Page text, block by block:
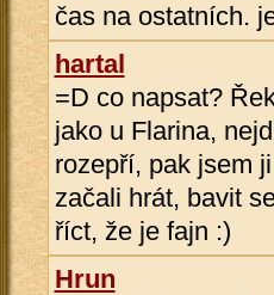
čas na ostatních.
hartal
=D co napsat?
jako u Flarina,
rozepří, pak jsem
začali hrát, bavit
říct, že je fajn :)
Hrun